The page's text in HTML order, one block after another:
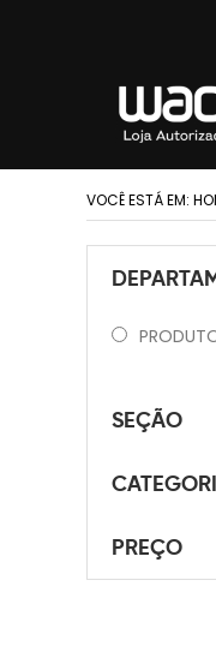
VOCÊ ESTÁ EM:
SEÇÃO
PREÇO